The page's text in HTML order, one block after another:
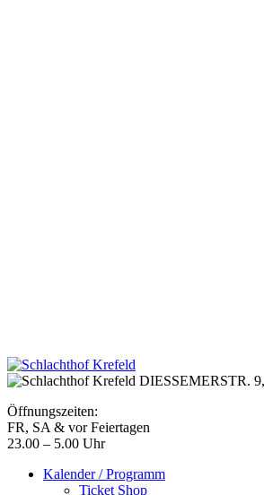
DIESSEMERSTR. 9,
Öffnungszeiten:
FR, SA & vor Feiertagen
23.00 – 5.00 Uhr
Kalender / Programm
Ticket Shop